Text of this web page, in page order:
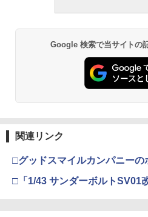
Google 検索で当サイトの
関連リンク
□グッドスマイルカンパニーの
□「1/43 サンダーボルトSV01